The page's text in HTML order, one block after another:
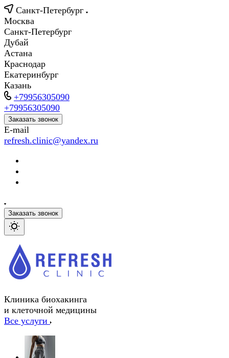
Санкт-Петербург
Москва
Санкт-Петербург
Дубай
Астана
Краснодар
Екатеринбург
Казань
+79956305090
+79956305090
Заказать звонок
E-mail
refresh.clinic@yandex.ru
Заказать звонок
Клиника биохакинга
и клеточной медицины
Все услуги